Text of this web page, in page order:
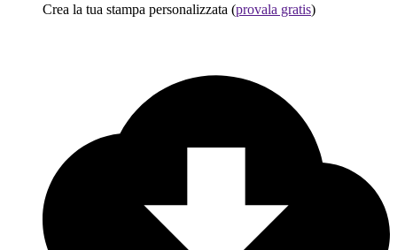
Crea la tua stampa personalizzata (provala gratis)